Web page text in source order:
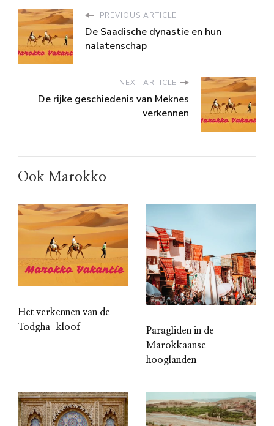
PREVIOUS ARTICLE
De Saadische dynastie en hun
nalatenschap
NEXT ARTICLE
De rijke geschiedenis van Meknes
verkennen
Ook Marokko
Het verkennen van de
Todgha-kloof
Paragliden in de
Marokkaanse
hooglanden